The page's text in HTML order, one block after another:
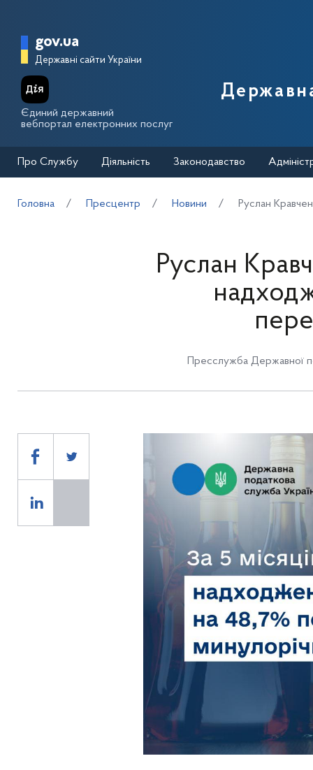
Головна сторінка Державної
gov.ua
Державні сайти України
Єдиний державний
вебпортал електронних послуг
Про Службу Діяльність Законодавство
Головна Пресцентр Новини Руслан
Руслан
Пресслужба Державної